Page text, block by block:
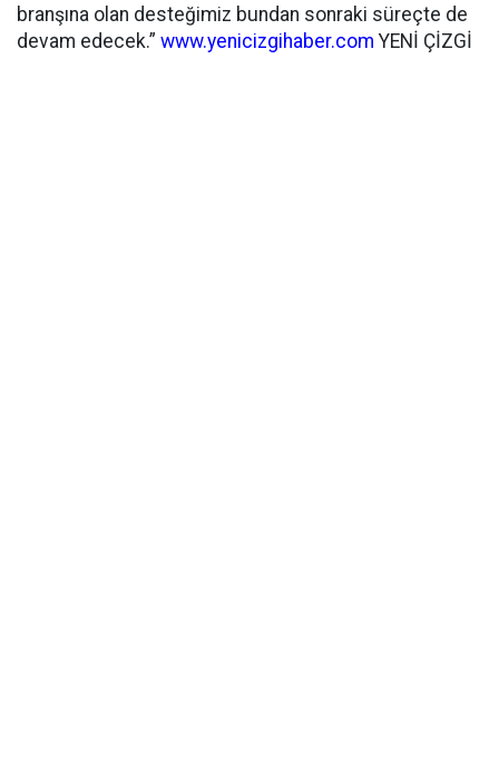
branşına olan desteğimiz bundan sonraki süreçte de
devam edecek.” www.yenicizgihaber.com YENİ ÇİZGİ